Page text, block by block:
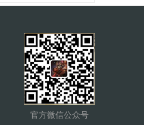
官方微信公众号